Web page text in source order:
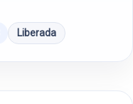
Liberada